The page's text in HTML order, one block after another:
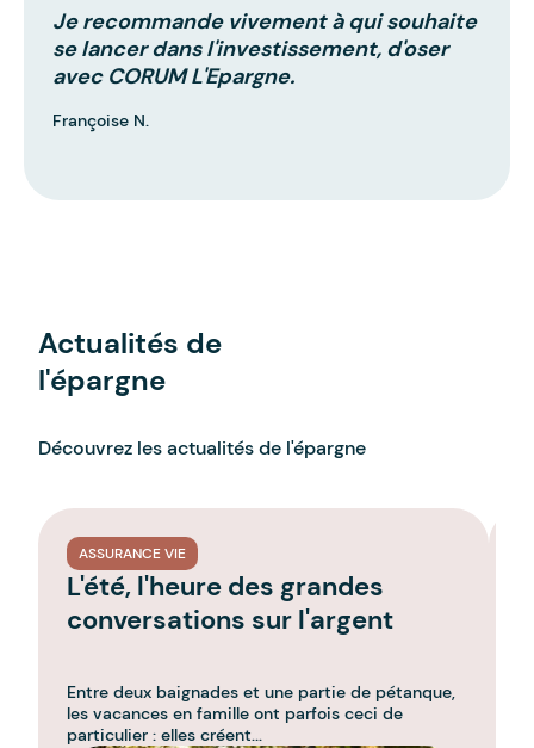
Je recommande vivement à qui souhaite
se lancer dans l'investissement, d'oser
avec CORUM L'Epargne.
Françoise N.
Actualités de
l'épargne
Découvrez les actualités de l'épargne
ASSURANCE VIE
L'été, l'heure des grandes
conversations sur l'argent
Entre deux baignades et une partie de pétanque,
les vacances en famille ont parfois ceci de
particulier : elles créent...